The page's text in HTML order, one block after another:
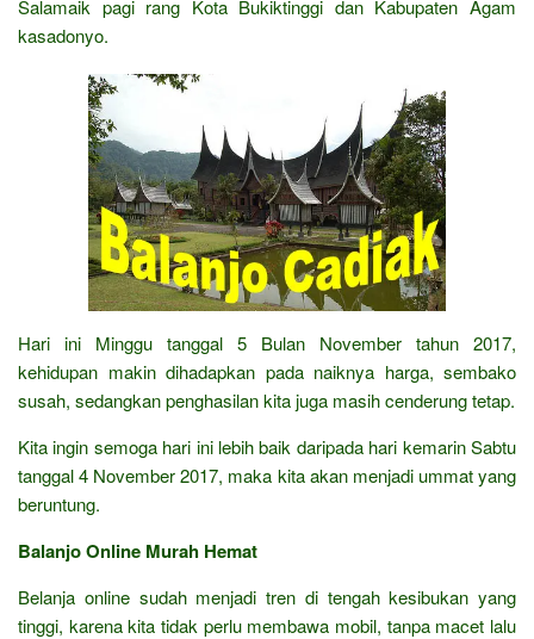
Salamaik pagi rang Kota Bukiktinggi dan Kabupaten Agam
kasadonyo.
Hari ini Minggu tanggal 5 Bulan November tahun 2017,
kehidupan makin dihadapkan pada naiknya harga, sembako
susah, sedangkan penghasilan kita juga masih cenderung tetap.
Kita ingin semoga hari ini lebih baik daripada hari kemarin Sabtu
tanggal 4 November 2017, maka kita akan menjadi ummat yang
beruntung.
Balanjo Online Murah Hemat
Belanja online sudah menjadi tren di tengah kesibukan yang
tinggi, karena kita tidak perlu membawa mobil, tanpa macet lalu